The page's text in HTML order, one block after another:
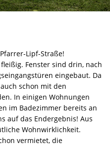
Lipf-Straße!
Fenster sind drin, nach
eingebaut. Da
schon mit den
In einigen Wohnungen
im Badezimmer bereits an
auf das Endergebnis! Aus
Wohnwirklichkeit.
vermietet, die